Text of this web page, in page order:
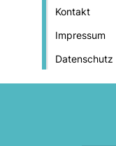
Kontakt
Impressum
Datenschutz